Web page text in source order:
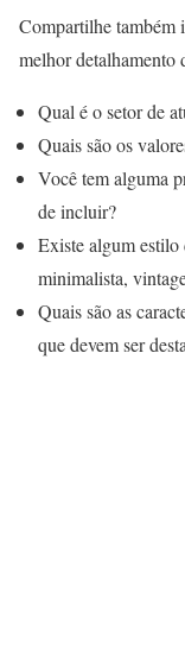
Compartilhe também
melhor detalhamento
Qual é o setor de
Quais são os
Você tem alguma
de incluir?
Existe algum estilo
minimalista,
Quais são as
que devem ser